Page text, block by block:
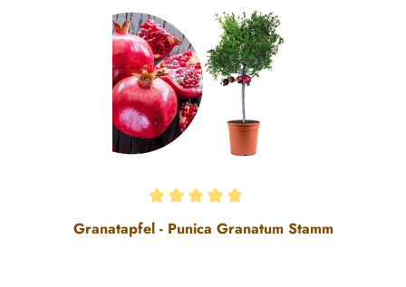
Durchschnittliche Bewertung von 5 von 5 Sternen
Granatapfel - Punica Granatum Stamm